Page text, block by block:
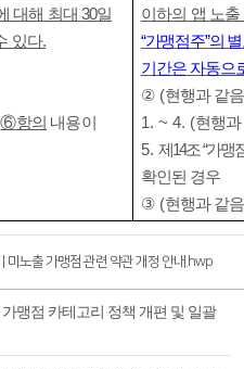
대해 최대 30일
있다.
⑥항의 내용이
이하의 앱 노
“가맹점주”의
기간은 자동으
② (현행과 같음
1. ~ 4. (현행과
5. 제 14조“가맹
확인된 경우
③ (현행과 같음
미노출 가맹점 관련 약관 개정 안내.hwp
가맹점 카테고리 정책 개편 및 일괄